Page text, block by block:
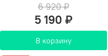
6 920 ₽
5 190 ₽
В корзину